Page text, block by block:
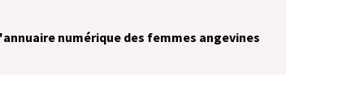
numérique des femmes angevines